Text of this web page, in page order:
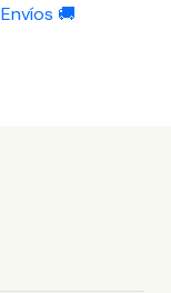
Envíos 🚚